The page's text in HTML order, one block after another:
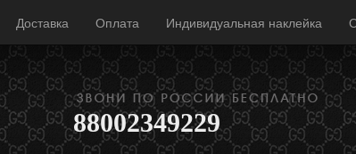
Доставка Оплата Индивидуальная наклейка
88002349229